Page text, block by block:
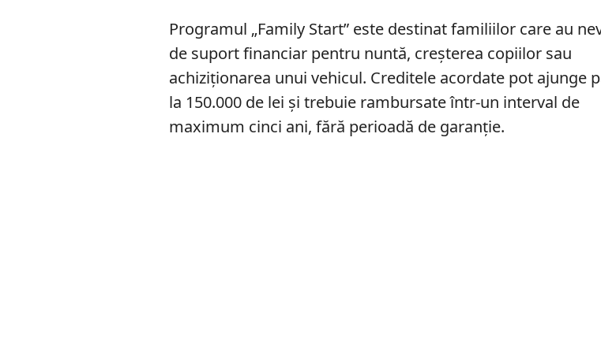
Programul „Family Start” este destinat familiilor care au
de suport financiar pentru nuntă, creșterea copiilor sau
achiziționarea unui vehicul. Creditele acordate pot ajunge
la 150.000 de lei și trebuie rambursate într-un interval de
maximum cinci ani, fără perioadă de garanție.